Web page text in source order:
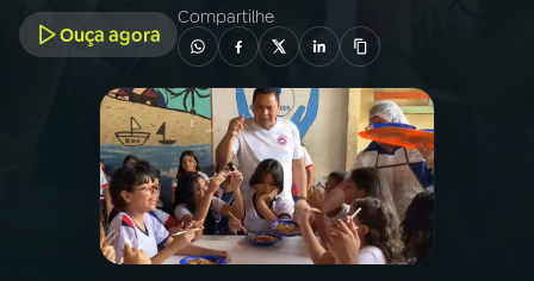
A RÁDIO
PROGRAMAÇÃO
PROGRAMAS
PODCASTS
Ouça agora
Compartilhe